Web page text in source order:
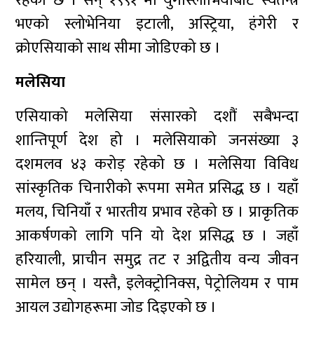
भएको स्लोभेनिया इटाली, अस्ट्रिया, हंगेरी र
क्रोएसियाको साथ सीमा जोडिएको छ ।
मलेसिया
एसियाको मलेसिया संसारको दशौं सबैभन्दा
शान्तिपूर्ण देश हो । मलेसियाको जनसंख्या ३
दशमलव ४३ करोड़ रहेको छ । मलेसिया विविध
सांस्कृतिक चिनारीको रूपमा समेत प्रसिद्ध छ । यहाँ
मलय, चिनियाँ र भारतीय प्रभाव रहेको छ । प्राकृतिक
आकर्षणको लागि पनि यो देश प्रसिद्ध छ । जहाँ
हरियाली, प्राचीन समुद्र तट र अद्वितीय वन्य जीवन
सामेल छन् । यस्तै, इलेक्ट्रोनिक्स, पेट्रोलियम र पाम
आयल उद्योगहरूमा जोड दिइएको छ ।